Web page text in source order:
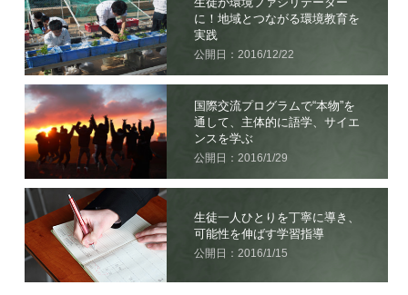
に！地域とつながる環境教育を
実践
公開日：2016/12/22
国際交流プログラムで“本物”を
通して、主体的に語学、サイエ
ンスを学ぶ
公開日：2016/1/29
生徒一人ひとりを丁寧に導き、
可能性を伸ばす学習指導
公開日：2016/1/15